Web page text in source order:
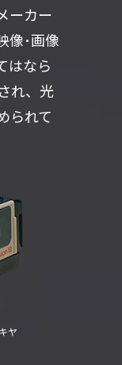
ーカー
像･画像
はなら
れ、光
られて
ヤ